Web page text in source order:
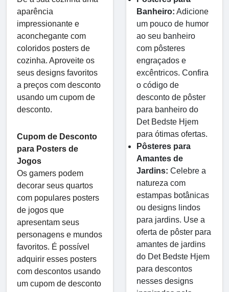
aparência
impressionante e
aconchegante com
coloridos posters de
cozinha. Aproveite os
seus designs favoritos
a preços com desconto
usando um cupom de
desconto.
Cupom de Desconto
para Posters de
Jogos
Os gamers podem
decorar seus quartos
com populares posters
de jogos que
apresentam seus
personagens e mundos
favoritos. É possível
adquirir esses posters
com descontos usando
um cupom de desconto
Banheiro: Adicione
um pouco de humor
ao seu banheiro
com pôsteres
engraçados e
excêntricos. Confira
o código de
desconto de pôster
para banheiro do
Det Bedste Hjem
para ótimas ofertas.
Pôsteres para
Amantes de
Jardins: Celebre a
natureza com
estampas botânicas
ou designs lindos
para jardins. Use a
oferta de pôster para
amantes de jardins
do Det Bedste Hjem
para descontos
nesses designs